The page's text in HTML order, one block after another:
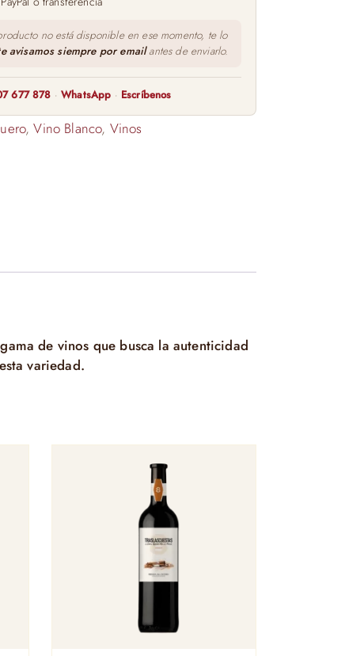
no está disponible en ese momento, te lo
avisamos siempre por emailantes de enviarlo.
677 878 ·WhatsApp · Escríbenos
,Vino Blanco, Vinos
de vinos que busca la autenticidad
variedad.